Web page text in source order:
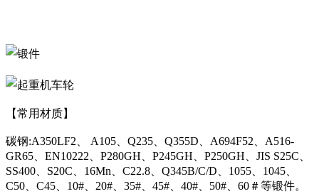
【常用材质】
碳钢:A350LF2、 A105、Q235、Q355D、A694F52、A516-
GR65、EN10222、P280GH、P245GH、P250GH、JIS S25C、
SS400、S20C、16Mn、C22.8、Q345B/C/D、1055、1045、
C50、C45、10#、20#、35#、45#、40#、50#、60＃等锻件。